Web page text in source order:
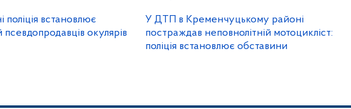
встановлює
псевдопродавців окулярів
У ДТП в Кременчуцькому районі
постраждав неповнолітній мотоцикліст:
поліція встановлює обставини